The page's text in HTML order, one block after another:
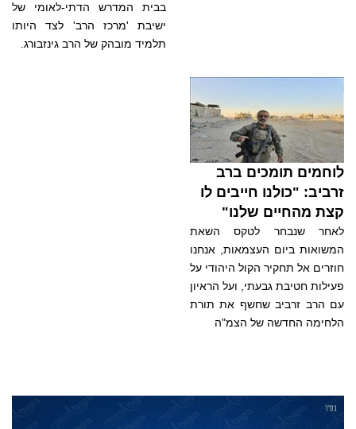
בבית המדרש הדתי-לאומי של
ישיבת 'מרכז הרב' לצד היותו
תלמיד מובהק של הרב גינזבורג.
לוחמים תומכים ברב
זרביב: "כולנו חייבים לו
קצת מהחיים שלנו"
לאחר שנבחר לטקס השאת
המשואות ביום העצמאות, אנחנו
חוזרים אל תחקיר הקול היהודי על
פעילות חטיבת גבעתי, ועל הראיון
עם הרב זרביב שחשף את תורת
הלחימה החדשה של הצמ"ה